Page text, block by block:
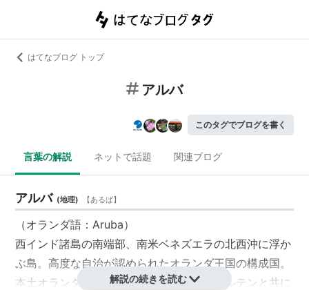
はてなブログ トップ
アルバ
このタグでブログを書く
言葉の解説 ネットで話題 関連ブログ
アルバ (地理) 【あるば】
（オランダ語：Aruba）
西インド諸島の南端部、南米ベネズエラの北西沖に浮か
ぶ島。高度な自治が認められたオランダ王国の構成国。
本土オランダ、キュラソー、シント・マールテンと共に
解説の続きを読む